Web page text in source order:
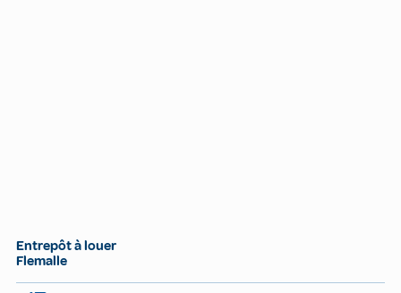
Entrepôt à louer
Flemalle